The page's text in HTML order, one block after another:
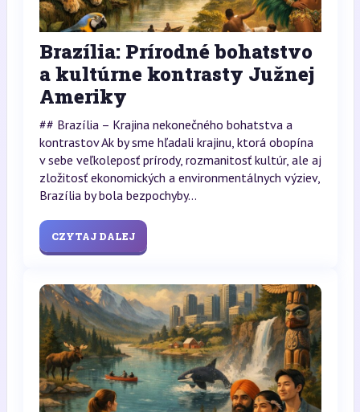
Brazília: Prírodné bohatstvo
a kultúrne kontrasty Južnej
Ameriky
## Brazília – Krajina nekonečného bohatstva a
kontrastov Ak by sme hľadali krajinu, ktorá obopína
v sebe veľkoleposť prírody, rozmanitosť kultúr, ale aj
zložitosť ekonomických a environmentálnych výziev,
Brazília by bola bezpochyby...
CZYTAJ DALEJ